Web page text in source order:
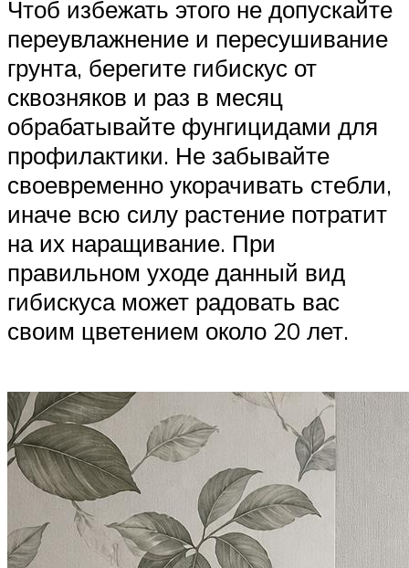
Чтоб избежать этого не допускайте
переувлажнение и пересушивание
грунта, берегите гибискус от
сквозняков и раз в месяц
обрабатывайте фунгицидами для
профилактики. Не забывайте
своевременно укорачивать стебли,
иначе всю силу растение потратит
на их наращивание. При
правильном уходе данный вид
гибискуса может радовать вас
своим цветением около 20 лет.